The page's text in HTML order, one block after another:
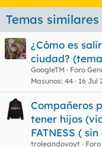
Temas similares
¿Cómo es
ciudad?
GoogleTM
Foro
Masunos 44 16 Jul
Compañeros
tener hijos
FATNESS (
troleandovoyt